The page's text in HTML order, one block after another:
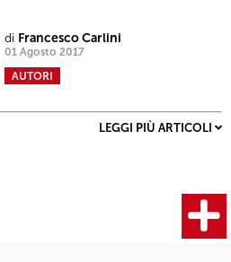
di Francesco Carlini
01 Agosto 2017
AUTORI
LEGGI PIÙ ARTICOLI